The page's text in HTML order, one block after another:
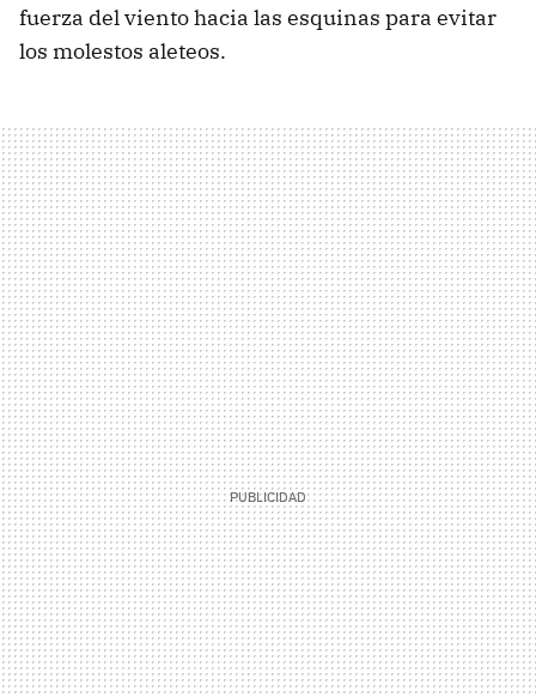
fuerza del viento hacia las esquinas para evitar
los molestos aleteos.